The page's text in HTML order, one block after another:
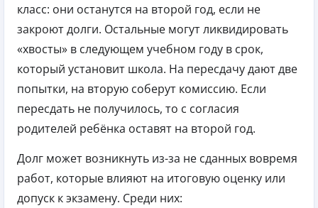
класс: они останутся на второй год, если не
закроют долги. Остальные могут ликвидировать
«хвосты» в следующем учебном году в срок,
который установит школа. На пересдачу дают две
попытки, на вторую соберут комиссию. Если
пересдать не получилось, то с согласия
родителей ребёнка оставят на второй год.
Долг может возникнуть из-за не сданных вовремя
работ, которые влияют на итоговую оценку или
допуск к экзамену. Среди них: